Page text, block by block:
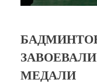
ЗАВОЕВАЛИ
МЕДАЛИ